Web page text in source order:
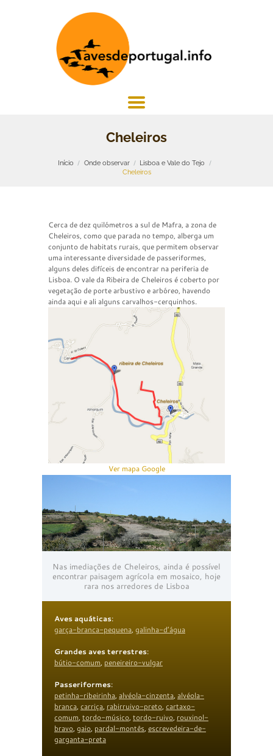
Cheleiros
Início Onde observar
Lisboa e Vale do Tejo
Cheleiros
Cerca de dez quilómetros a sul de Mafra, a zona de
Cheleiros, como que parada no tempo, alberga um
conjunto de habitats rurais, que permitem observar
uma interessante diversidade de passeriformes,
alguns deles difíceis de encontrar na periferia de
Lisboa. O vale da Ribeira de Cheleiros é coberto por
vegetação de porte arbustivo e arbóreo, havendo
ainda aqui e ali alguns carvalhos-cerquinhos.
Ver mapa Google
Nas imediações de Cheleiros, ainda é possível
encontrar paisagem agrícola em mosaico, hoje
rara nos arredores de Lisboa
Aves aquáticas:
garça-branca-pequena, galinha-d’água
Grandes aves terrestres:
bútio-comum, peneireiro-vulgar
Passeriformes:
petinha-ribeirinha, alvéola-cinzenta, alvéola-
branca, carriça, rabirruivo-preto, cartaxo-
comum, tordo-músico, tordo-ruivo, rouxinol-
bravo, gaio, pardal-montês, escrevedeira-de-
garganta-preta